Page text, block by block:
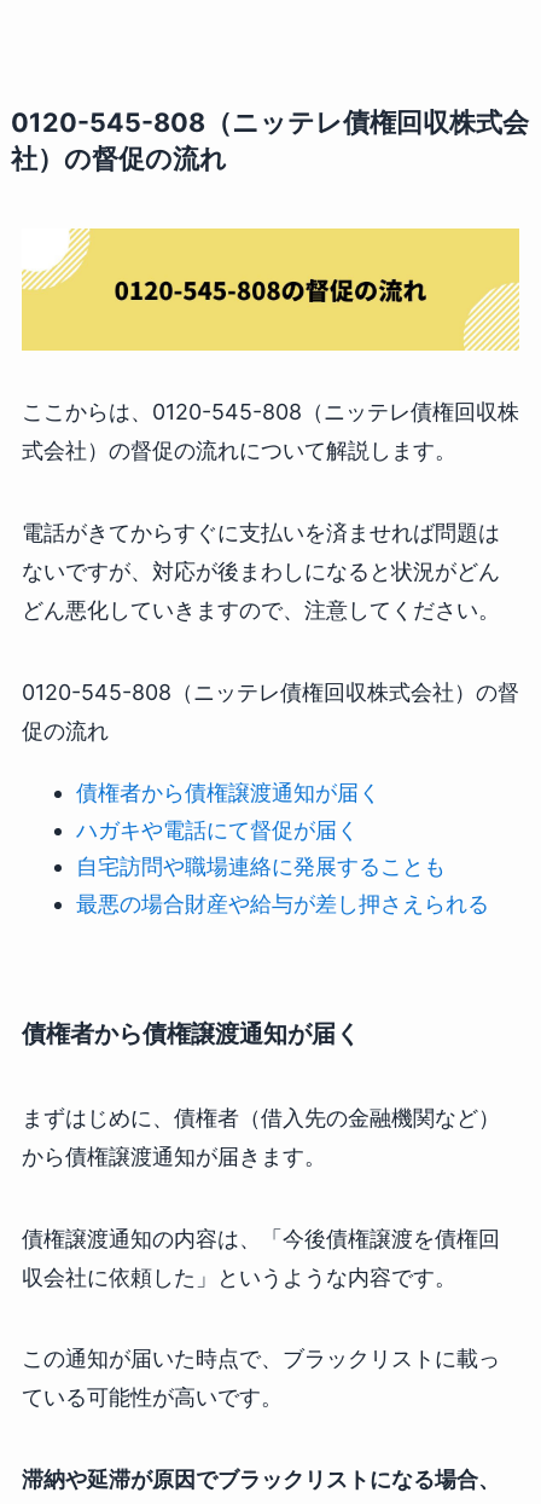
0120-545-808（ニッテレ債権回収株式会
社）の督促の流れ
ここからは、0120-545-808（ニッテレ債権回収株
式会社）の督促の流れについて解説します。
電話がきてからすぐに支払いを済ませれば問題は
ないですが、対応が後まわしになると状況がどん
どん悪化していきますので、注意してください。
0120-545-808（ニッテレ債権回収株式会社）の督
促の流れ
債権者から債権譲渡通知が届く
ハガキや電話にて督促が届く
自宅訪問や職場連絡に発展することも
最悪の場合財産や給与が差し押さえられる
債権者から債権譲渡通知が届く
まずはじめに、債権者（借入先の金融機関など）
から債権譲渡通知が届きます。
債権譲渡通知の内容は、「今後債権譲渡を債権回
収会社に依頼した」というような内容です。
この通知が届いた時点で、ブラックリストに載っ
ている可能性が高いです。
滞納や延滞が原因でブラックリストになる場合、